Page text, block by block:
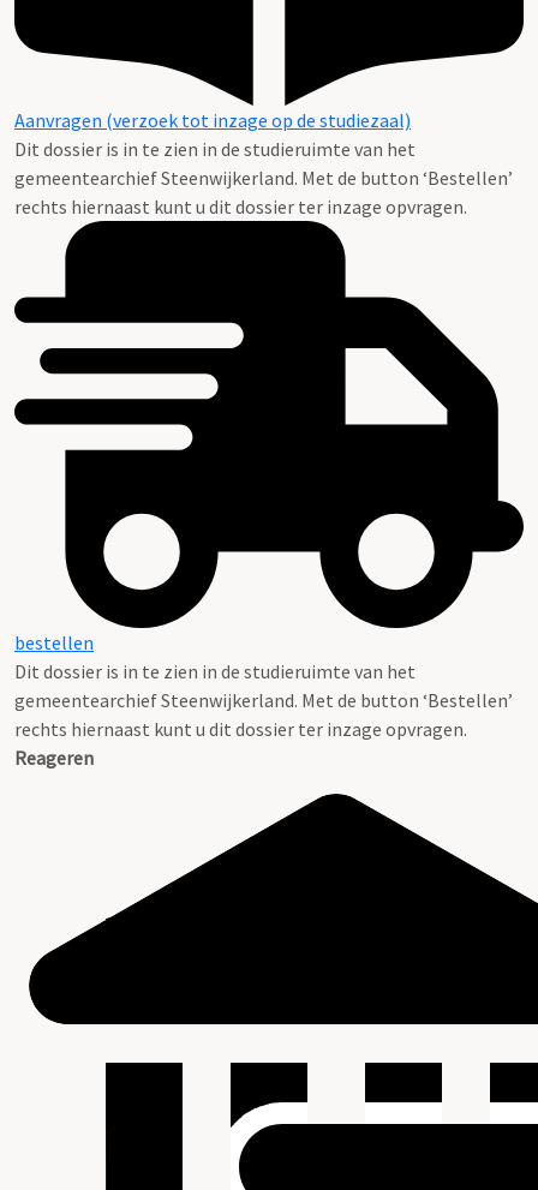
Aanvragen (verzoek tot inzage op de studiezaal)
Dit dossier is in te zien in de studieruimte van het
gemeentearchief Steenwijkerland. Met de button ‘Bestellen’
rechts hiernaast kunt u dit dossier ter inzage opvragen.
bestellen
Dit dossier is in te zien in de studieruimte van het
gemeentearchief Steenwijkerland. Met de button ‘Bestellen’
rechts hiernaast kunt u dit dossier ter inzage opvragen.
Reageren